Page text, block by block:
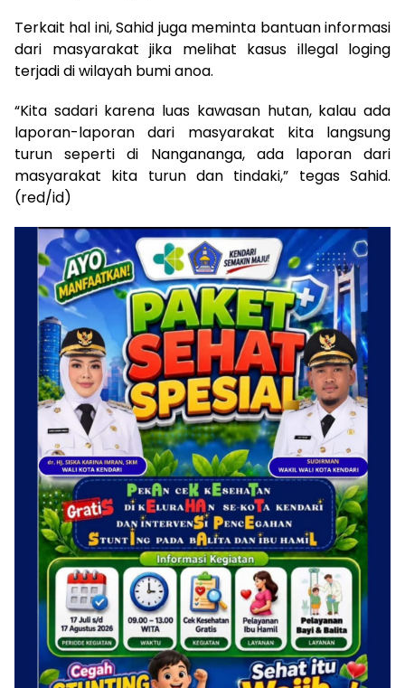
Terkait hal ini, Sahid juga meminta bantuan informasi
dari masyarakat jika melihat kasus illegal loging
terjadi di wilayah bumi anoa.
“Kita sadari karena luas kawasan hutan, kalau ada
laporan-laporan dari masyarakat kita langsung
turun seperti di Nangananga, ada laporan dari
masyarakat kita turun dan tindaki,” tegas Sahid.
(red/id)